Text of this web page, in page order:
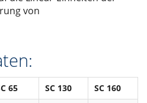
von
65 SC 130
SC 160